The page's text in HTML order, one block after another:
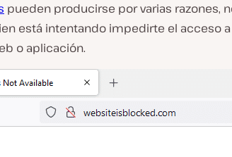
pueden producirse por varias razones,
está intentando impedirte el acceso
o aplicación.